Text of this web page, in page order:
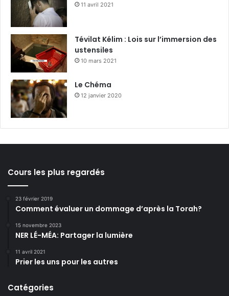
11 avril 2021
Tévilat Kélim : Lois sur l’immersion des
ustensiles
10 mars 2021
Le Chéma
12 janvier 2020
Cours les plus regardés
23 février 2019
Comment évaluer un dommage d’après la Torah?
15 novembre 2023
NER LÉ-MÉA: Partager la lumière
11 avril 2021
Prier les uns pour les autres
Catégories